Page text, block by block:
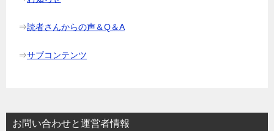
⇒読者さんからの声＆Q＆A
⇒サブコンテンツ
お問い合わせと運営者情報